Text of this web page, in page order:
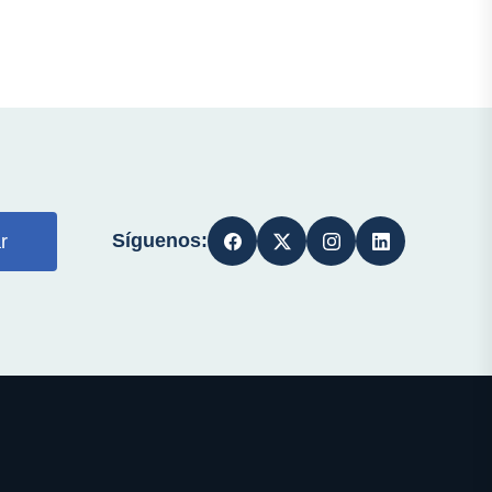
Síguenos: